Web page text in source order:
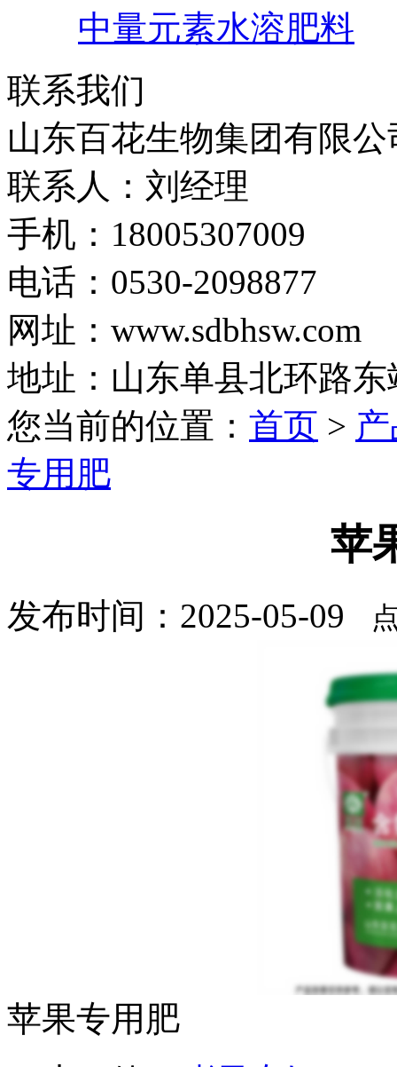
中量元素水溶肥料
联系我们
山东百花生物集团有限公
联系人：刘经理
手机：18005307009
电话：0530-2098877
网址：www.sdbhsw.com
地址：山东单县北环路东
您当前的位置： 首页 >
专用肥
苹
发布时间：2025-05-09
苹果专用肥